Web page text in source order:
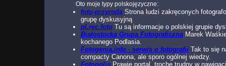
Oto moje typy polskojęzyczne:
foto-przyroda Strona ludzi zakręconych
grupę dyskusyjną
pl.rec.foto Tu są informacje o polskiej grupie
Białostocka Grupa Fotograficzna Marek
kochanego Podlasia.
Fotogenia.info - serwis o fotografii Tak to się
compacty Canona, ale sporo ogólnej wiedzy.
Fotopolis Prawie portal, trochę trudny w